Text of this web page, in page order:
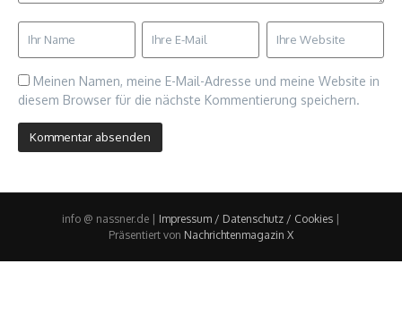
Meinen Namen, meine E-Mail-Adresse und meine Website in
diesem Browser für die nächste Kommentierung speichern.
info @ nassner.de | Impressum / Datenschutz / Cookies |
Präsentiert von Nachrichtenmagazin X